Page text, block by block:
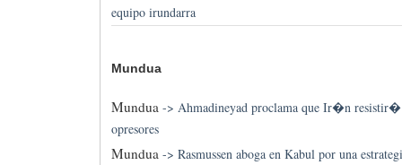
equipo irundarra
Mundua
Mundua-> Ahmadineyad proclama que Ir�n
opresores
Mundua -> Rasmussen aboga en Kabul por una